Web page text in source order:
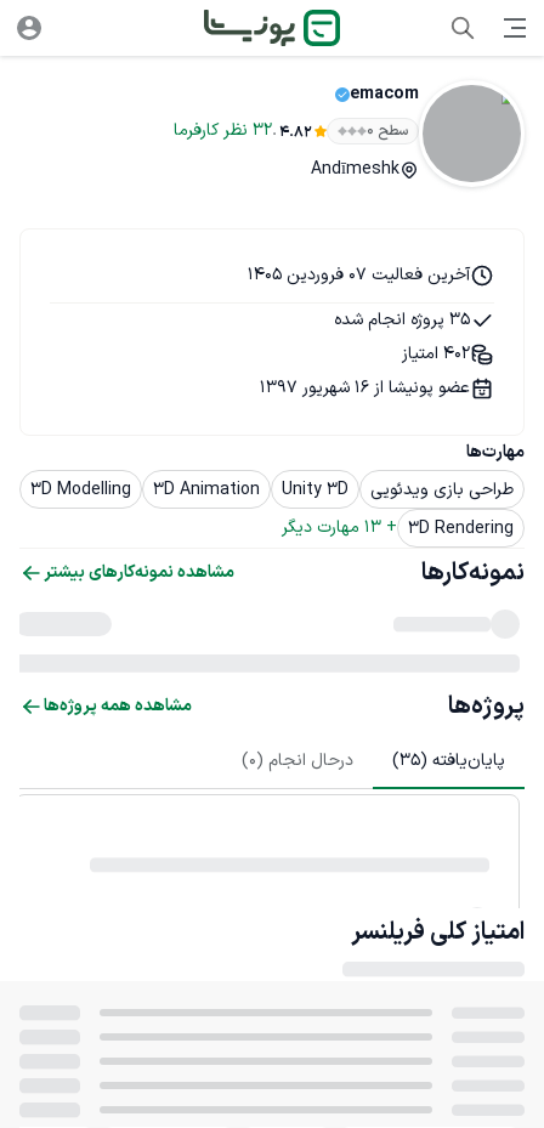
emacom
سطح ۰ 4.82
.
32 نظر کارفرما
Andīmeshk
مهارت‌ها
طراحی بازی ویدئویی
Unity 3D
3D Animation
3D Modelling
3D Rendering
+
13 مهارت دیگر
آخرین فعالیت 07 فروردین 1405
35 پروژه انجام شده
402 امتیاز
عضو پونیشا از 16 شهریور 1397
نمونه‌کارها مشاهده نمونه‌کارهای بیشتر
پروژه‌ها مشاهده همه پروژه‌ها
پایان‌یافته (35
) درحال انجام (0
)
امتیاز کلی فریلنسر